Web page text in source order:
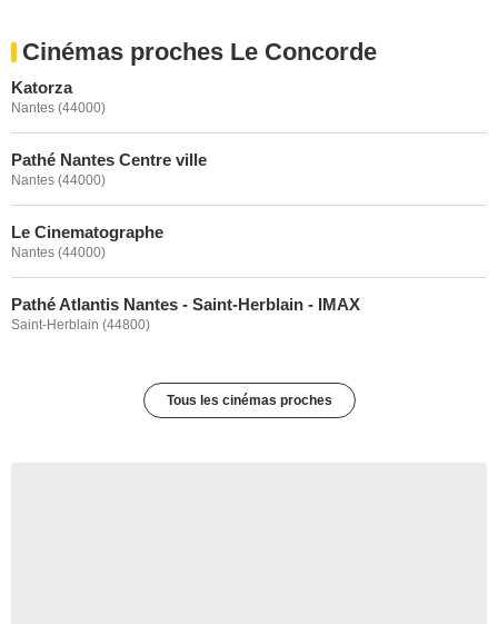
Cinémas proches Le Concorde
Katorza
Nantes (44000)
Pathé Nantes Centre ville
Nantes (44000)
Le Cinematographe
Nantes (44000)
Pathé Atlantis Nantes - Saint-Herblain - IMAX
Saint-Herblain (44800)
Tous les cinémas proches